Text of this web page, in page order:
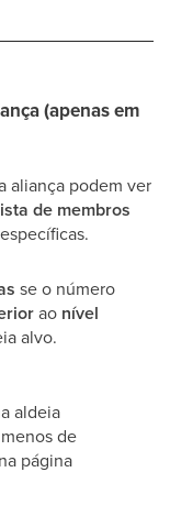
(apenas em
aliança podem ver
de membros
se o número
ao nível
alvo.
aldeia
de
na página